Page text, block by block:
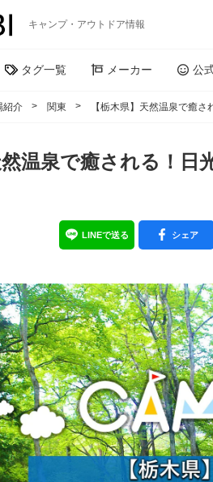
キャンプ・アウトドア情報
タグ一覧 メーカー 公
紹介 関東 【栃木県】天然温泉で癒
然温泉で癒される！日
LINEで送る シェア